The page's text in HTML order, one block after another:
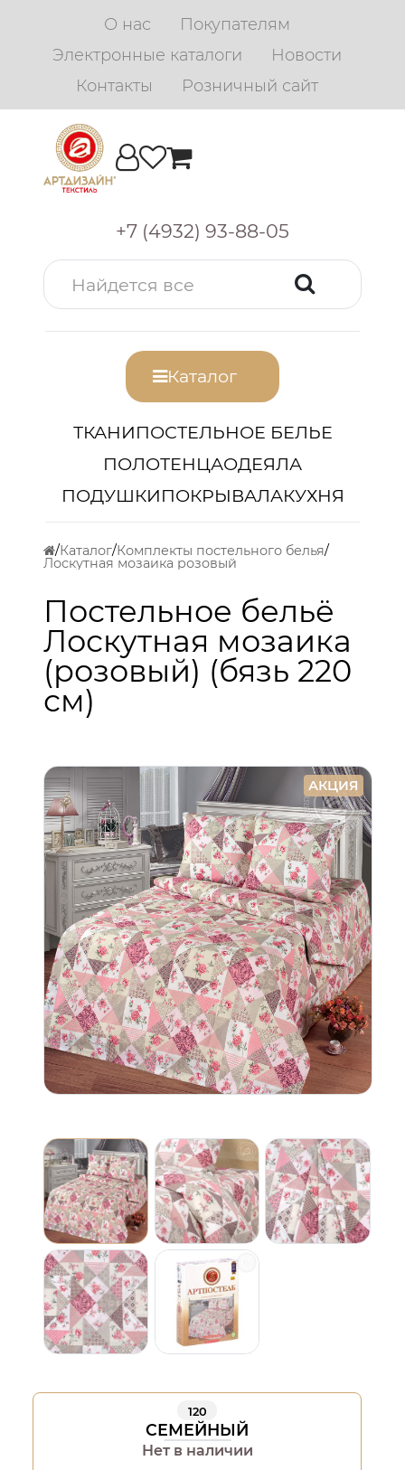
О нас
Покупателям
Электронные каталоги
Новости
Контакты
Розничный сайт
+7 (4932) 93-88-05
Каталог
ТКАНИПОСТЕЛЬНОЕ БЕЛЬЕ
ПОЛОТЕНЦАОДЕЯЛА
ПОДУШКИПОКРЫВАЛАКУХНЯ
Каталог Комплекты постельного белья
Лоскутная мозаика розовый
Постельное бельё
Лоскутная мозаика
(розовый) (бязь 220
см)
АКЦИЯ
120
СЕМЕЙНЫЙ
Нет в наличии